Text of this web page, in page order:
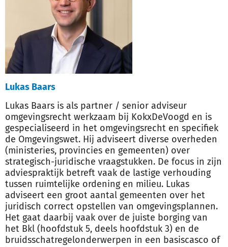
Lukas Baars
Lukas Baars is als partner / senior adviseur
omgevingsrecht werkzaam bij KokxDeVoogd en is
gespecialiseerd in het omgevingsrecht en specifiek
de Omgevingswet. Hij adviseert diverse overheden
(ministeries, provincies en gemeenten) over
strategisch-juridische vraagstukken. De focus in zijn
adviespraktijk betreft vaak de lastige verhouding
tussen ruimtelijke ordening en milieu. Lukas
adviseert een groot aantal gemeenten over het
juridisch correct opstellen van omgevingsplannen.
Het gaat daarbij vaak over de juiste borging van
het Bkl (hoofdstuk 5, deels hoofdstuk 3) en de
bruidsschatregelonderwerpen in een basiscasco of